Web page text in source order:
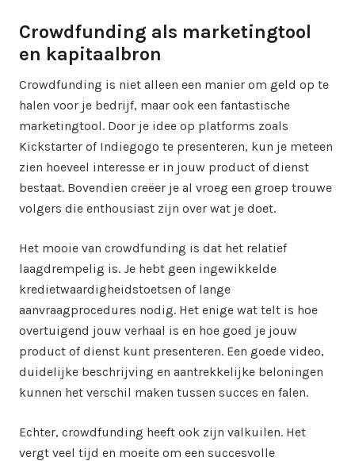
Crowdfunding als marketingtool
en kapitaalbron
Crowdfunding is niet alleen een manier om geld op te
halen voor je bedrijf, maar ook een fantastische
marketingtool. Door je idee op platforms zoals
Kickstarter of Indiegogo te presenteren, kun je meteen
zien hoeveel interesse er in jouw product of dienst
bestaat. Bovendien creëer je al vroeg een groep trouwe
volgers die enthousiast zijn over wat je doet.
Het mooie van crowdfunding is dat het relatief
laagdrempelig is. Je hebt geen ingewikkelde
kredietwaardigheidstoetsen of lange
aanvraagprocedures nodig. Het enige wat telt is hoe
overtuigend jouw verhaal is en hoe goed je jouw
product of dienst kunt presenteren. Een goede video,
duidelijke beschrijving en aantrekkelijke beloningen
kunnen het verschil maken tussen succes en falen.
Echter, crowdfunding heeft ook zijn valkuilen. Het
vergt veel tijd en moeite om een succesvolle